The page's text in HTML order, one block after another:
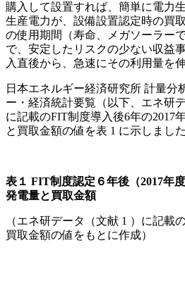
購入して設置すれば、簡単に電力
生産電力が、設備設置認定時の買
の使用期間（寿命、メガソーラー
で、安定したリスクの少ない収益
入直後から、急速にその利用量を
日本エネルギー経済研究所 計量分
ー・経済統計要覧（以下、エネ研
に記載のFIT制度導入後6年の2017
と買取金額の値を表 1 に示しました
表１ FIT制度認定６年後（2017年
発電量と買取金額
（エネ研データ（文献 1 ）に記載
買取金額の値をもとに作成）